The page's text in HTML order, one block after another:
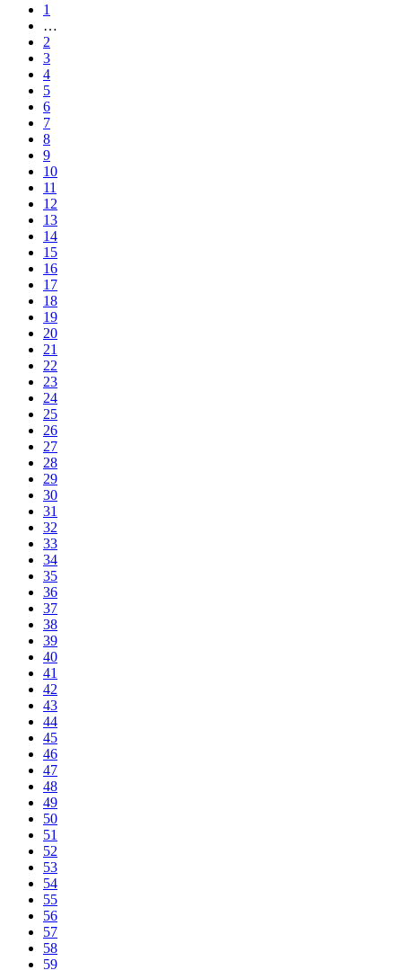
1
…
2
3
4
5
6
7
8
9
10
11
12
13
14
15
16
17
18
19
20
21
22
23
24
25
26
27
28
29
30
31
32
33
34
35
36
37
38
39
40
41
42
43
44
45
46
47
48
49
50
51
52
53
54
55
56
57
58
59